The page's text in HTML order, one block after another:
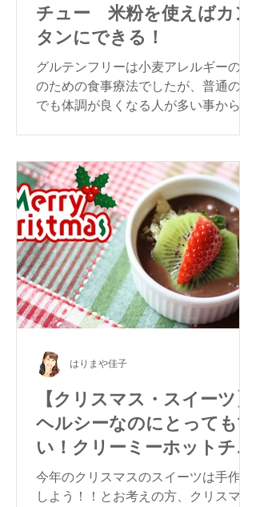
チュー 米粉を使えばカン
タンにできる！
グルテンフリーは小麦アレルギーの人
のための食事療法でしたが、普通の方
でも体調が良くなる人が多い事から注
ーをご紹介します。
【クリスマス・スイーツ】
ヘルシーなのにとっても甘
い！クリーミーホットチョ
コレート
今年のクリスマスのスイーツは手作り
しよう！！とお考えの方、クリスマス
はりまや佳子